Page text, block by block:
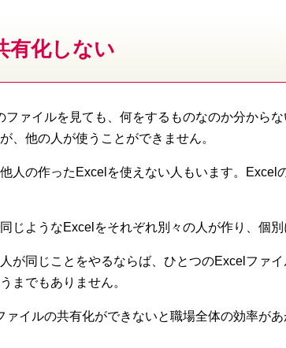
有化しない
ファイルを見ても、何をするものなのか分から
、他の人が使うことができません。
人の作ったExcelを使えない人もいます。Excel
じようなExcelをそれぞれ別々の人が作り、個別
が同じことをやるならば、ひとつのExcelファ
までもありません。
ァイルの共有化ができないと職場全体の効率があ